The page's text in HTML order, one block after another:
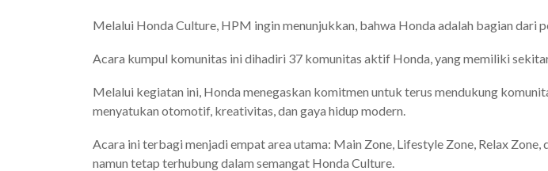
Melalui Honda Culture, HPM ingin menunjukkan, bahwa Honda adalah bagian dari
Acara kumpul komunitas ini dihadiri 37 komunitas aktif Honda, yang memiliki
Melalui kegiatan ini, Honda menegaskan komitmen untuk terus mendukung
menyatukan otomotif, kreativitas, dan gaya hidup modern.
Acara ini terbagi menjadi empat area utama: Main Zone, Lifestyle Zone, Relax
namun tetap terhubung dalam semangat Honda Culture.